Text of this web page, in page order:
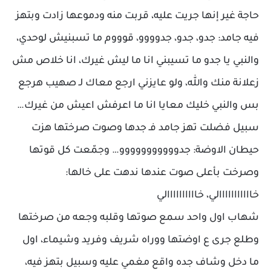
حاجة غير إنها جريت عليه، قربت منه ودموعها زادت وبتهز
فيه جامد: جدو، جدو، جدوووو، قوووم ما تسبنيش لوحدي،
والنبي يا جدو ما تسيبني انا ما ليش غيرك، انا خلاص مش
زعلانة منك والله، ولو عايزني ارجع معاك لـ صهيب هرجع
بس والنبي خليك معايا انا ما اعرفش اعيش من غيرك…
سبيل فضلت تهز جامد فـ جدها وصوت صرختها هزت
حيطان الاوضة: جدووووووووووو… وجمّعت كل قوتها
وصرخت بأعلى صوت عندها ندهت على خالها:
خااااااااااالي، خاااااااااالي
شهاب اول واحد سمع صوتها وقلبه وجعه من صرختها
وطلع جرى ع اوضتها ووراه شريف وفريد وشيماء، اول
ما دخل وشاف جده واقع مغمي عليه وسبيل بتهز فيه،